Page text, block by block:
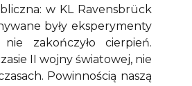
w KL Ravensbrück
były eksperymenty
zakończyło cierpień.
II wojny światowej, nie
Powinnością naszą